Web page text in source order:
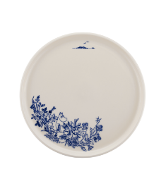
ムーミン ダイニングプレート
25cm ハル
￥4,400